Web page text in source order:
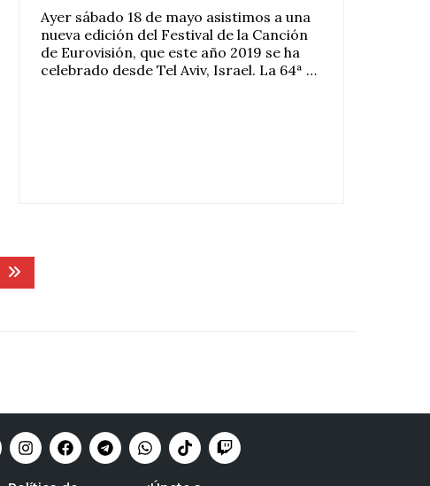
Ayer sábado 18 de mayo asistimos a una
nueva edición del Festival de la Canción
de Eurovisión, que este año 2019 se ha
celebrado desde Tel Aviv, Israel. La 64ª …